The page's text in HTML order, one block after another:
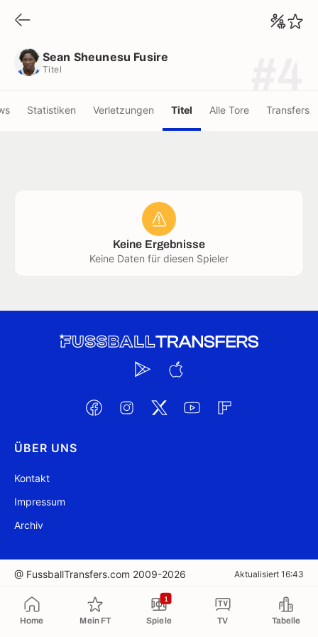
Home Mein FT Spiele
1
TV Tabelle
Sean Sheunesu Fusire
Titel
Statistiken Verletzungen Titel Alle Tore Transfers
Keine Ergebnisse
Keine Daten für diesen Spieler
ÜBER UNS
Kontakt
Impressum
Archiv
@ FussballTransfers.com 2009-2026 Aktualisiert 16:43
In die Zwischenablage kopiert